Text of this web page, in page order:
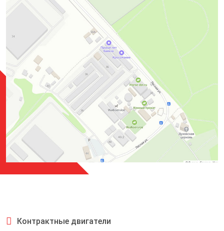
Контрактные двигатели